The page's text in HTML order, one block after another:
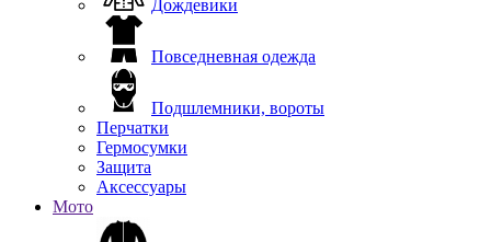
Дождевики
Повседневная одежда
Подшлемники, вороты
Перчатки
Гермосумки
Защита
Аксессуары
Мото